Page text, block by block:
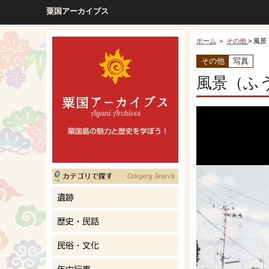
粟国アーカイブス
ホーム ＞ その他 > 風景
その他 写真
風景（ふ